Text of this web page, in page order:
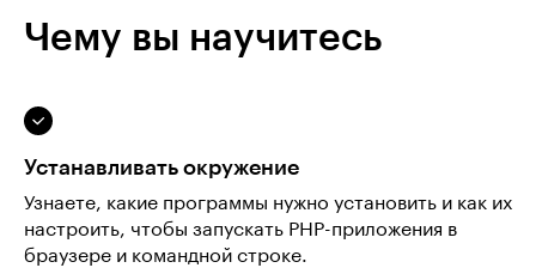
Чему вы научитесь
Устанавливать окружение
Узнаете, какие программы нужно установить и как их
настроить, чтобы запускать PHP-приложения в
браузере и командной строке.